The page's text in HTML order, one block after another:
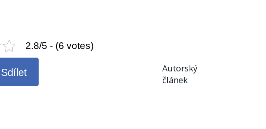
2.8/5 - (6 votes)
Sdílet
Autorský
článek